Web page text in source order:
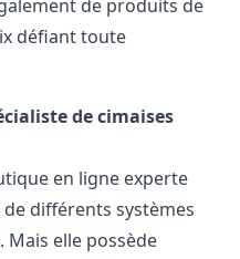
de produits de
défiant toute
de cimaises
en ligne experte
différents systèmes
elle possède